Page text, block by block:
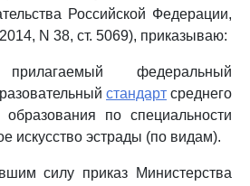
Российской Федерации,
N 38, ст. 5069), приказываю:
федеральный
стандарт среднего
образования по специальности
искусство эстрады (по видам).
силу приказ Министерства